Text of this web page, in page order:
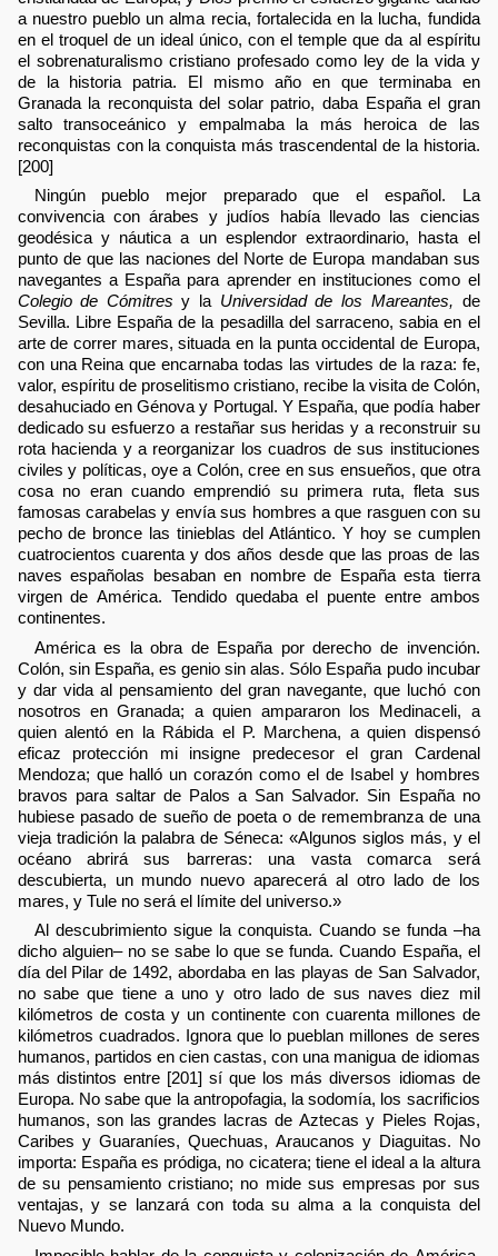
a nuestro pueblo un alma recia, fortalecida en la lucha, fundida
en el troquel de un ideal único, con el temple que da al espíritu
el sobrenaturalismo cristiano profesado como ley de la vida y
de la historia patria. El mismo año en que terminaba en
Granada la reconquista del solar patrio, daba España el gran
salto transoceánico y empalmaba la más heroica de las
reconquistas con la conquista más trascendental de la historia.
[200]
Ningún pueblo mejor preparado que el español. La
convivencia con árabes y judíos había llevado las ciencias
geodésica y náutica a un esplendor extraordinario, hasta el
punto de que las naciones del Norte de Europa mandaban sus
navegantes a España para aprender en instituciones como el
Colegio de Cómitres y la Universidad de los Mareantes, de
Sevilla. Libre España de la pesadilla del sarraceno, sabia en el
arte de correr mares, situada en la punta occidental de Europa,
con una Reina que encarnaba todas las virtudes de la raza: fe,
valor, espíritu de proselitismo cristiano, recibe la visita de Colón,
desahuciado en Génova y Portugal. Y España, que podía haber
dedicado su esfuerzo a restañar sus heridas y a reconstruir su
rota hacienda y a reorganizar los cuadros de sus instituciones
civiles y políticas, oye a Colón, cree en sus ensueños, que otra
cosa no eran cuando emprendió su primera ruta, fleta sus
famosas carabelas y envía sus hombres a que rasguen con su
pecho de bronce las tinieblas del Atlántico. Y hoy se cumplen
cuatrocientos cuarenta y dos años desde que las proas de las
naves españolas besaban en nombre de España esta tierra
virgen de América. Tendido quedaba el puente entre ambos
continentes.
América es la obra de España por derecho de invención.
Colón, sin España, es genio sin alas. Sólo España pudo incubar
y dar vida al pensamiento del gran navegante, que luchó con
nosotros en Granada; a quien ampararon los Medinaceli, a
quien alentó en la Rábida el P. Marchena, a quien dispensó
eficaz protección mi insigne predecesor el gran Cardenal
Mendoza; que halló un corazón como el de Isabel y hombres
bravos para saltar de Palos a San Salvador. Sin España no
hubiese pasado de sueño de poeta o de remembranza de una
vieja tradición la palabra de Séneca: «Algunos siglos más, y el
océano abrirá sus barreras: una vasta comarca será
descubierta, un mundo nuevo aparecerá al otro lado de los
mares, y Tule no será el límite del universo.»
Al descubrimiento sigue la conquista. Cuando se funda –ha
dicho alguien– no se sabe lo que se funda. Cuando España, el
día del Pilar de 1492, abordaba en las playas de San Salvador,
no sabe que tiene a uno y otro lado de sus naves diez mil
kilómetros de costa y un continente con cuarenta millones de
kilómetros cuadrados. Ignora que lo pueblan millones de seres
humanos, partidos en cien castas, con una manigua de idiomas
más distintos entre [201] sí que los más diversos idiomas de
Europa. No sabe que la antropofagia, la sodomía, los sacrificios
humanos, son las grandes lacras de Aztecas y Pieles Rojas,
Caribes y Guaraníes, Quechuas, Araucanos y Diaguitas. No
importa: España es pródiga, no cicatera; tiene el ideal a la altura
de su pensamiento cristiano; no mide sus empresas por sus
ventajas, y se lanzará con toda su alma a la conquista del
Nuevo Mundo.